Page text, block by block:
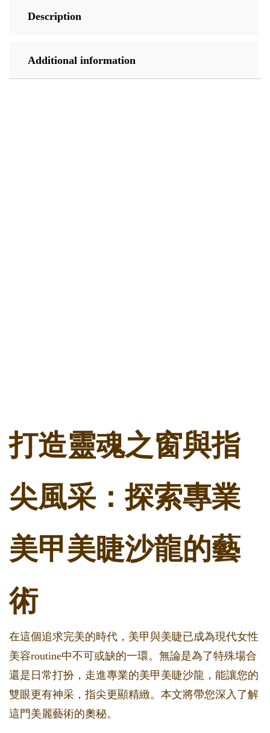
Description
Additional information
打造靈魂之窗與指
尖風采：探索專業
美甲美睫沙龍的藝
術
在這個追求完美的時代，美甲與美睫已成為現代女性
美容routine中不可或缺的一環。無論是為了特殊場合
還是日常打扮，走進專業的美甲美睫沙龍，能讓您的
雙眼更有神采，指尖更顯精緻。本文將帶您深入了解
這門美麗藝術的奧秘。